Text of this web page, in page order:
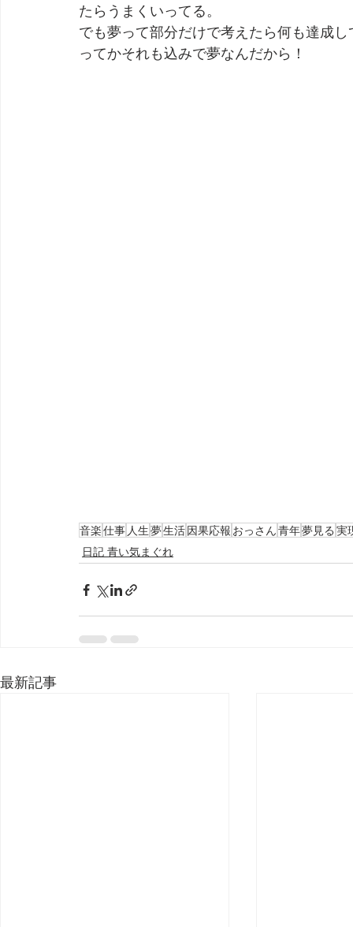
たらうまくいってる。
でも夢って部分だけで考えたら何も達成し
ってかそれも込みで夢なんだから！
音楽仕事 人生夢生活因果応報 おっさん青年夢見る 実
日記 青い気まぐれ
最新記事